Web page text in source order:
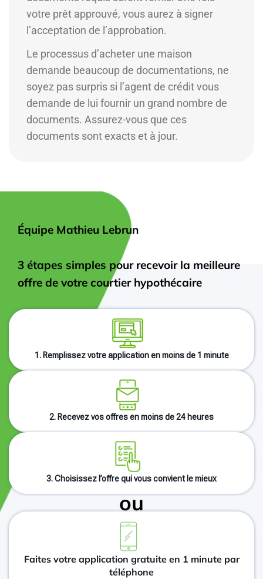
votre prêt approuvé, vous aurez à signer
l’acceptation de l’approbation.
Le processus d’acheter une maison
demande beaucoup de documentations, ne
soyez pas surpris si l’agent de crédit vous
demande de lui fournir un grand nombre de
documents. Assurez-vous que ces
documents sont exacts et à jour.
Équipe Mathieu Lebrun
3 étapes simples pour recevoir la meilleure
offre de votre courtier hypothécaire
1. Remplissez votre application en moins de 1 minute
2. Recevez vos offres en moins de 24 heures
3. Choisissez l’offre qui vous convient le mieux
ou
Faites votre application gratuite en 1 minute par
téléphone